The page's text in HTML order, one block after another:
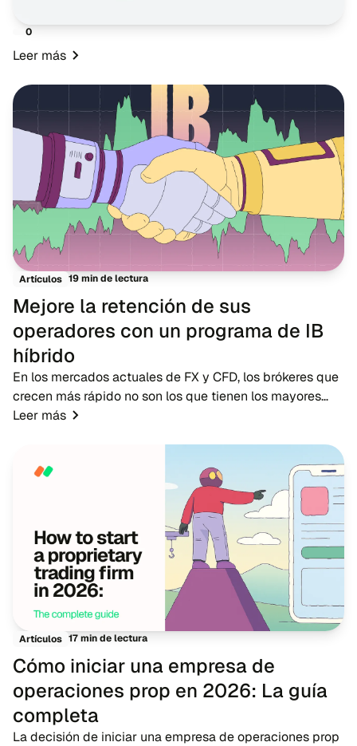
0
Leer más
Artículos 19 min de lectura
Mejore la retención de sus
operadores con un programa de IB
híbrido
En los mercados actuales de FX y CFD, los brókeres que
crecen más rápido no son los que tienen los mayores
presupuestos publicitarios, sino los que cuentan con
Leer más
Artículos 17 min de lectura
Cómo iniciar una empresa de
operaciones prop en 2026: La guía
completa
La decisión de iniciar una empresa de operaciones prop